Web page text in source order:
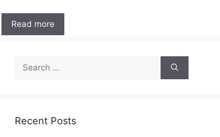
Read more
Recent Posts